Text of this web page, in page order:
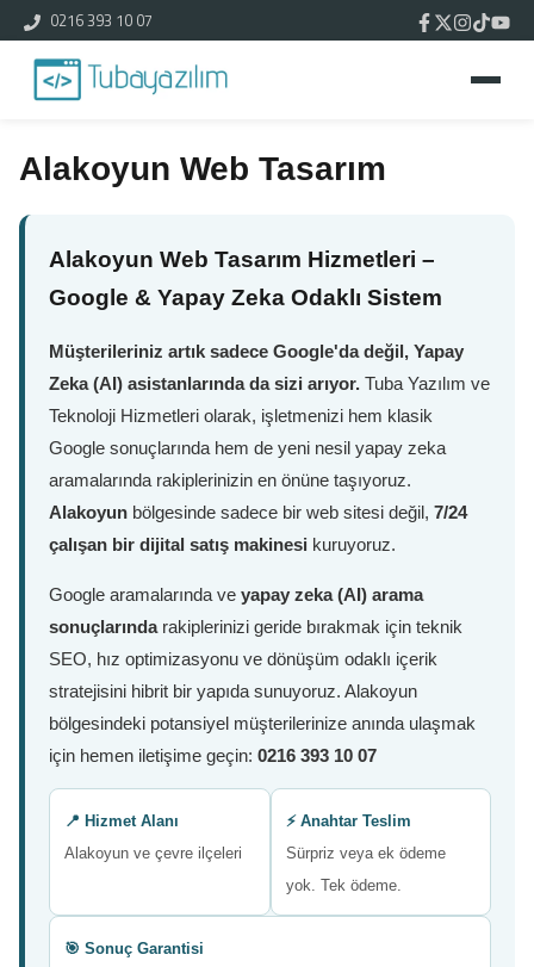
0216 393 10 07
Alakoyun Web Tasarım
Alakoyun Web Tasarım Hizmetleri –
Google & Yapay Zeka Odaklı Sistem
Müşterileriniz artık sadece Google'da değil, Yapay
Zeka (AI) asistanlarında da sizi arıyor. Tuba Yazılım ve
Teknoloji Hizmetleri olarak, işletmenizi hem klasik
Google sonuçlarında hem de yeni nesil yapay zeka
aramalarında rakiplerinizin en önüne taşıyoruz.
Alakoyun bölgesinde sadece bir web sitesi değil, 7/24
çalışan bir dijital satış makinesi kuruyoruz.
Google aramalarında ve yapay zeka (AI) arama
sonuçlarındarakiplerinizi geride bırakmak için teknik
SEO, hız optimizasyonu ve dönüşüm odaklı içerik
stratejisini hibrit bir yapıda sunuyoruz. Alakoyun
bölgesindeki potansiyel müşterilerinize anında ulaşmak
için hemen iletişime geçin: 0216 393 10 07
📍 Hizmet Alanı
Alakoyun ve çevre ilçeleri
⚡ Anahtar Teslim
Sürpriz veya ek ödeme
yok. Tek ödeme.
🎯 Sonuç Garantisi